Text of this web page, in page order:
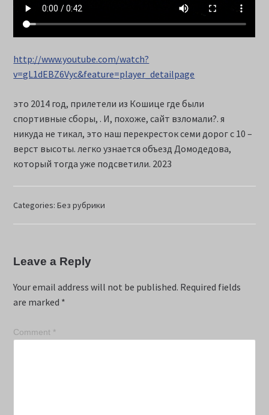
http://www.youtube.com/watch?
v=gL1dEBZ6Vyc&feature=player_detailpage
это 2014 год, прилетели из Кошице где были
спортивные сборы, . И, похоже, сайт взломали?. я
никуда не тикал, это наш перекресток семи дорог с 10 –
верст высоты. легко узнается объезд Домодедова,
который тогда уже подсветили. 2023
Categories:Без рубрики
Leave a Reply
Your email address will not be published. Required fields
are marked *
Comment *